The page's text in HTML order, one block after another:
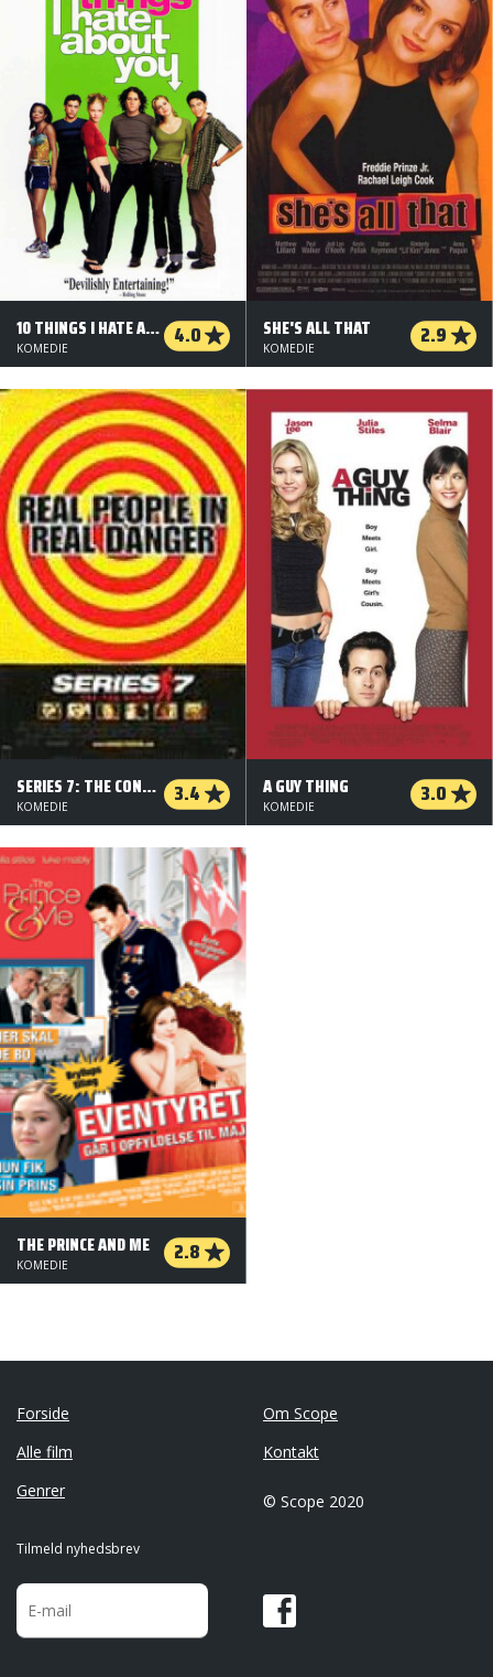
10 THINGS I HATE ABOUT YOU 4.0
KOMEDIE
SHE'S ALL THAT 2.9
KOMEDIE
SERIES 7: THE CONTENDERS 3.4
KOMEDIE
A GUY THING 3.0
KOMEDIE
THE PRINCE AND ME 2.8
KOMEDIE
Forside
Alle film
Genrer
Om Scope
Kontakt
© Scope 2020
Tilmeld nyhedsbrev